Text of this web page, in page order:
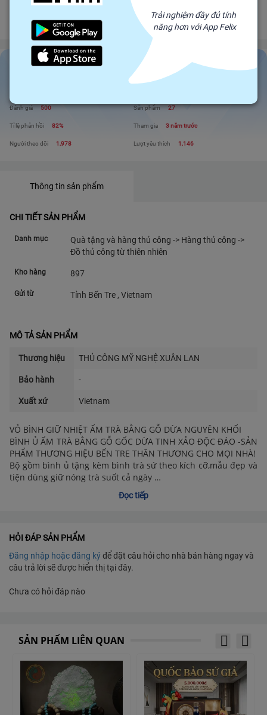
Đối tác trực tiếp của Felix, mang sản phẩm trực tiếp từ nhà sản xuất để đến
với người tiêu dùng. Giá cả cạnh tranh - Chất lượng tuyệt đối
HỘ KINH DOANH PHẠM THỊ XUÂN LAN - THỦ...
Xem shop
Đánh giá 500 Sản phẩm 27
Tỉ lệ phản hồi 82% Tham gia 3 năm trước
Người theo dõi 1,978 Lượt yêu thích 1,146
Thông tin sản phẩm
CHI TIẾT SẢN PHẨM
Danh mục
Quà tặng và hàng thủ công -> Hàng thủ công ->
Đồ thủ công từ thiên nhiên
Kho hàng 897
Gửi từ Tỉnh Bến Tre , Vietnam
MÔ TẢ SẢN PHẨM
Thương hiệu THỦ CÔNG MỸ NGHỆ XUÂN LAN
Bảo hành -
Xuất xứ Vietnam
VỎ BÌNH GIỮ NHIỆT ẤM TRÀ BẰNG GỖ DỪA NGUYÊN KHỐI
BÌNH Ủ ẤM TRÀ BẰNG GỖ GỐC DỪA TINH XẢO ĐỘC ĐÁO -SẢN
PHẨM THƯƠNG HIỆU BẾN TRE THÂN THƯƠNG CHO MỌI NHÀ!
Bộ gồm bình ủ tặng kèm bình trà sứ theo kích cỡ,mẫu đẹp và
tiện dùng giữ nóng trà suốt cả ngày …
Thích hợp làm quà tặng cho người thân yêu
Đi Tân gia,mừng khai trương…Đọc tiếp
HỎI ĐÁP SẢN PHẨM
Đăng nhập hoặc đăng kýđể đặt câu hỏi cho nhà bán hàng ngay và
câu trả lời sẽ được hiển thị tại đây.
Chưa có hỏi đáp nào
SẢN PHẨM LIÊN QUAN
Trải nghiệm đầy đủ tính
năng hơn với App Felix